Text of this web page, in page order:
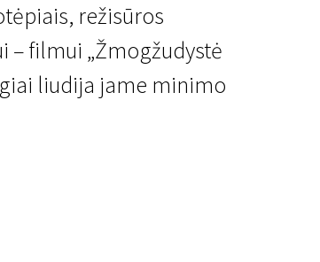
režisūros
filmui „Žmogžudystė
liudija jame minimo